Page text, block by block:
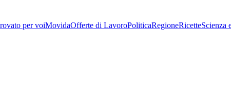
per voiMovidaOfferte di LavoroPoliticaRegioneRicetteScienza